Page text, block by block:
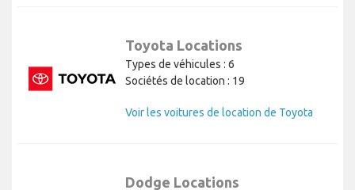
Toyota Locations
Types de véhicules : 6
Sociétés de location : 19
Voir les voitures de location de Toyota
Dodge Locations